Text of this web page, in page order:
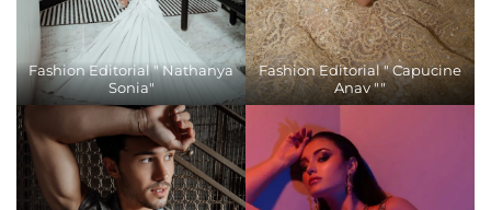
Fashion Editorial " Nathanya
Sonia"
Fashion Editorial " Capucine
Anav ""